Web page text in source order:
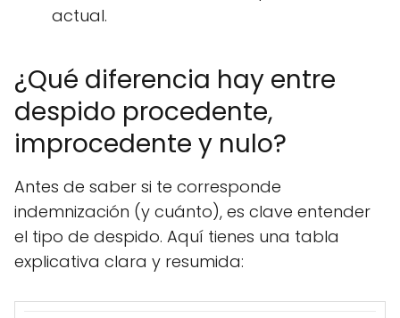
actual.
¿Qué diferencia hay entre
despido procedente,
improcedente y nulo?
Antes de saber si te corresponde
indemnización (y cuánto), es clave entender
el tipo de despido. Aquí tienes una tabla
explicativa clara y resumida: